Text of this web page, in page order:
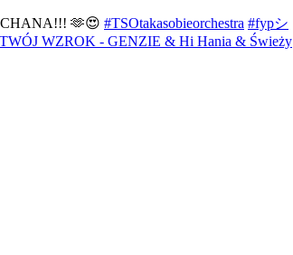
🫶😍 #TSOtakasobieorchestra #fypシ
WZROK - GENZIE & Hi Hania & Świeży